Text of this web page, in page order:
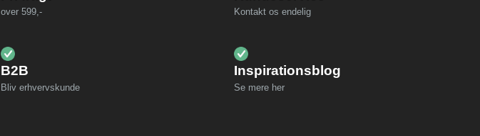
over 599,- Kontakt os endelig
B2B
Bliv erhvervskunde
Inspirationsblog
Se mere her